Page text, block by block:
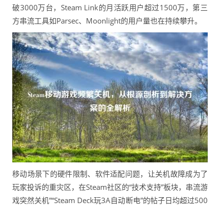
破3000万台，Steam Link的月活跃用户超过1500万，第三
方串流工具如Parsec、Moonlight的用户量也在持续攀升。
移动场景下的硬件限制、软件适配问题，让关机故障成为了
玩家投诉的重灾区，在Steam社区的“技术支持”板块，串流游
戏突然关机”“Steam Deck玩3A自动断电”的帖子日均超过500